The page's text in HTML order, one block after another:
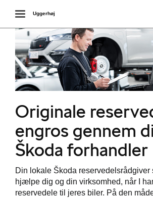
Toggle
navigation
Uggerhøj
Originale
engros gennem
Škoda forhandler
Din lokale Škoda reservedelsrådgiver
hjælpe dig og din virksomhed, når I
reservedele til jeres biler. På den